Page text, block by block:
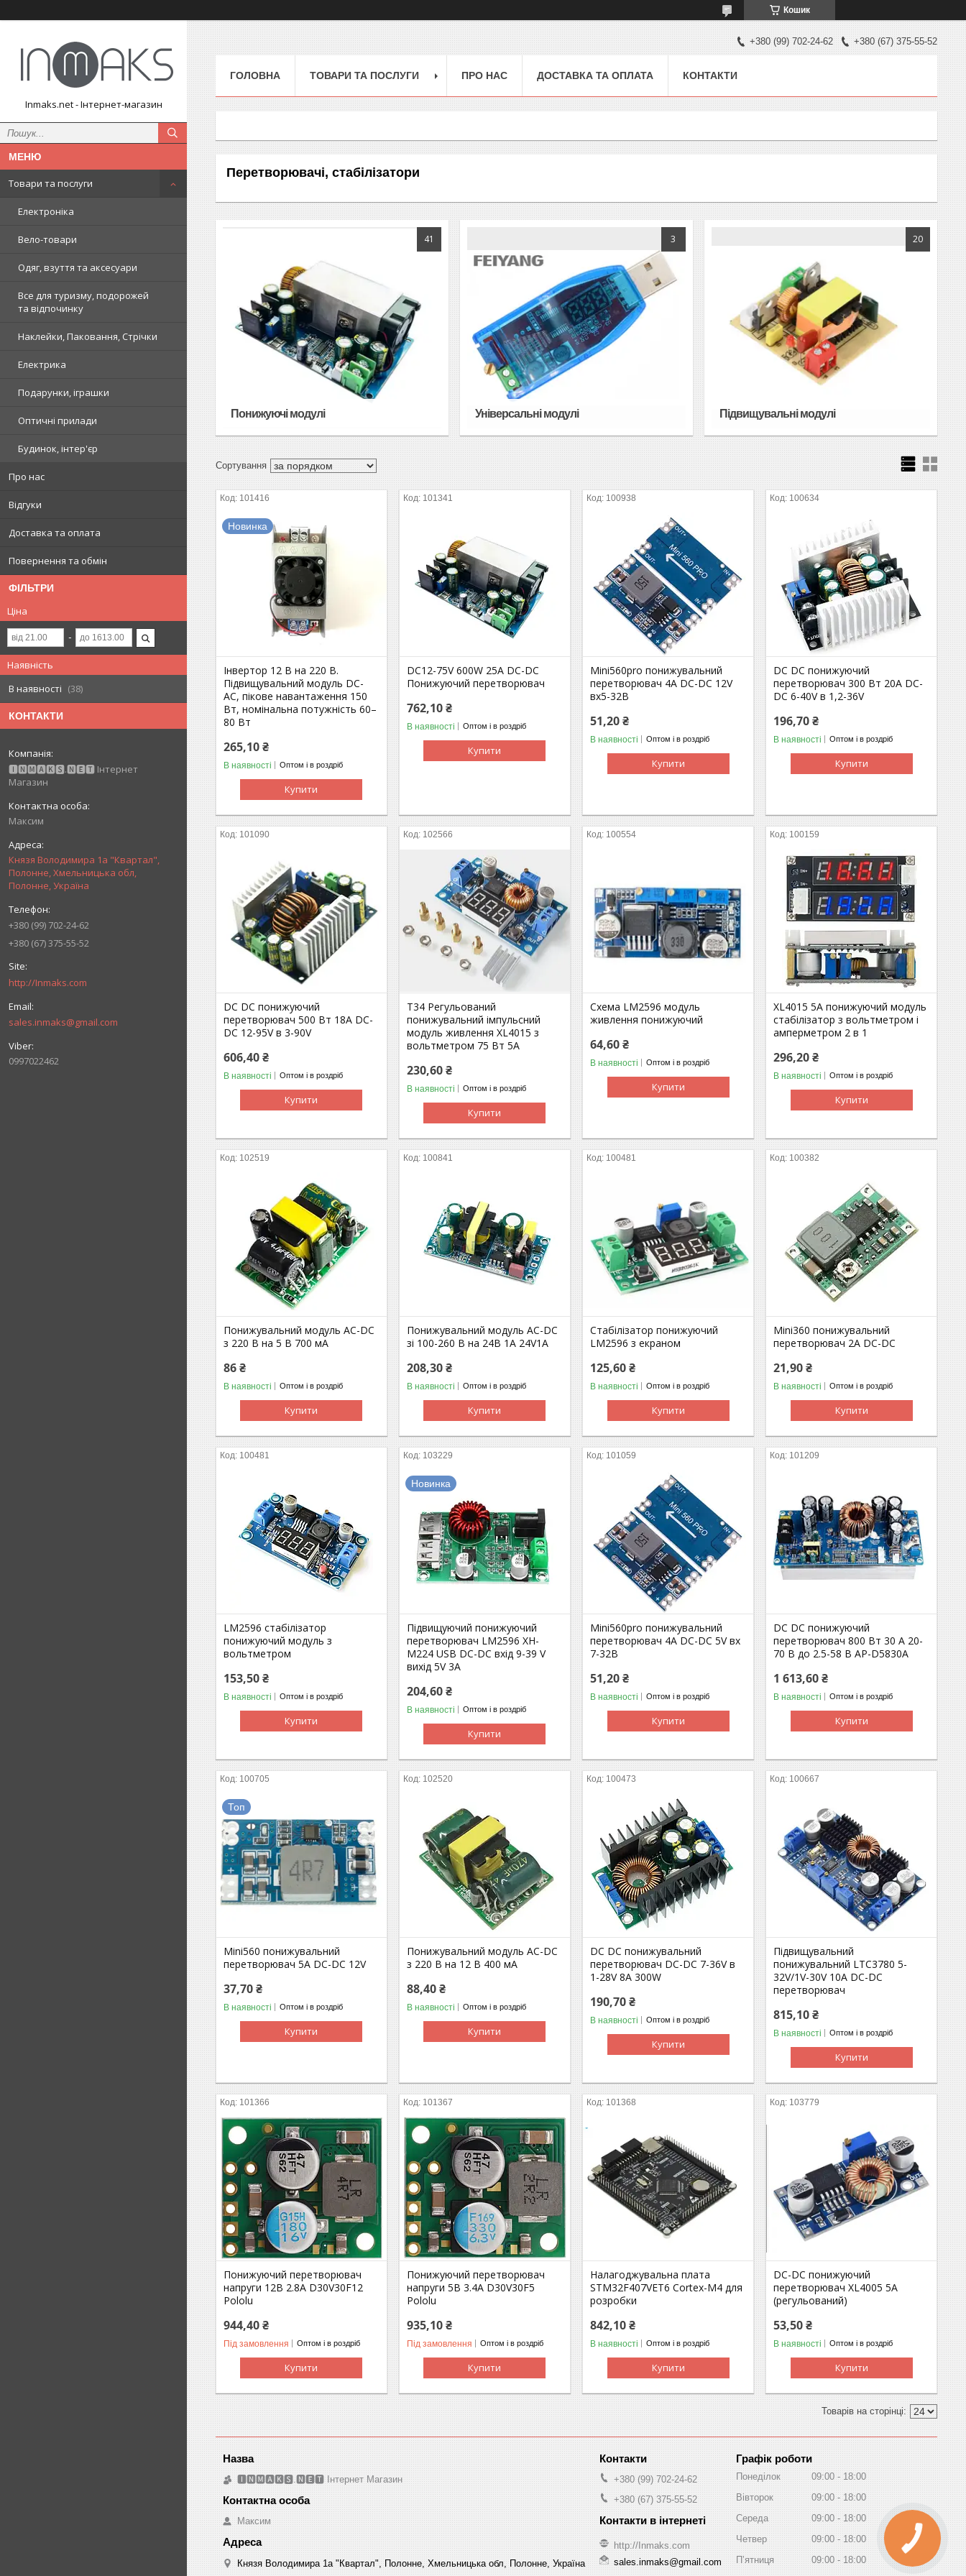
Кошик
Inmaks.net - Інтернет-магазин
Товари та послуги
Електроніка
Вело-товари
Одяг, взуття та аксесуари
Все для туризму, подорожей
та відпочинку
Наклейки, Паковання, Стрічки
Електрика
Подарунки, іграшки
Оптичні прилади
Будинок, інтер'єр
Про нас
Відгуки
Доставка та оплата
Повернення та обмін
ФІЛЬТРИ
Ціна
Наявність
В наявності
38
КОНТАКТИ
🅸🅽🅼🅰🅺🆂.🅽🅴🆃 Інтернет
Магазин
Максим
Князя Володимира 1а "Квартал",
Полонне, Хмельницька обл,
Полонне, Україна
+380 (99) 702-24-62
+380 (67) 375-55-52
http://Inmaks.com
sales.inmaks@gmail.com
0997022462
+380 (99) 702-24-62 +380 (67) 375-55-52
ГОЛОВНА ТОВАРИ ТА ПОСЛУГИ ПРО НАС ДОСТАВКА ТА ОПЛАТА КОНТАКТИ
Перетворювачі, стабілізатори
41
Понижуючі модулі
3
Універсальні модулі
20
Підвищувальні модулі
101416
Новинка
Інвертор 12 В на 220 В.
Підвищувальний модуль DC-
AC, пікове навантаження 150
Вт, номінальна потужність 60–
80 Вт
265,10 ₴
В наявності Оптом і в роздріб
Купити
101341
DC12-75V 600W 25A DC-DC
Понижуючий перетворювач
762,10 ₴
В наявності Оптом і в роздріб
Купити
100938
Mini560pro понижувальний
перетворювач 4A DC-DC 12V
вх5-32В
51,20 ₴
В наявності Оптом і в роздріб
Купити
100634
DC DC понижуючий
перетворювач 300 Вт 20A DC-
DC 6-40V в 1,2-36V
196,70 ₴
В наявності Оптом і в роздріб
Купити
101090
DC DC понижуючий
перетворювач 500 Вт 18A DC-
DC 12-95V в 3-90V
606,40 ₴
В наявності Оптом і в роздріб
Купити
102566
T34 Регульований
понижувальний імпульсний
модуль живлення XL4015 з
вольтметром 75 Вт 5А
230,60 ₴
В наявності Оптом і в роздріб
Купити
100554
Схема LM2596 модуль
живлення понижуючий
64,60 ₴
В наявності Оптом і в роздріб
Купити
100159
XL4015 5A понижуючий модуль
стабілізатор з вольтметром і
амперметром 2 в 1
296,20 ₴
В наявності Оптом і в роздріб
Купити
102519
Понижувальний модуль AC-DC
з 220 В на 5 В 700 мА
86 ₴
В наявності Оптом і в роздріб
Купити
100841
Понижувальний модуль AC-DC
зі 100-260 В на 24В 1А 24V1A
208,30 ₴
В наявності Оптом і в роздріб
Купити
100481
Стабілізатор понижуючий
LM2596 з екраном
125,60 ₴
В наявності Оптом і в роздріб
Купити
100382
Mini360 понижувальний
перетворювач 2A DC-DC
21,90 ₴
В наявності Оптом і в роздріб
Купити
100481
LM2596 стабілізатор
понижуючий модуль з
вольтметром
153,50 ₴
В наявності Оптом і в роздріб
Купити
103229
Новинка
Підвищуючий понижуючий
перетворювач LM2596 XH-
M224 USB DC-DC вхід 9-39 V
вихід 5V 3A
204,60 ₴
В наявності Оптом і в роздріб
Купити
101059
Mini560pro понижувальний
перетворювач 4A DC-DC 5V вх
7-32В
51,20 ₴
В наявності Оптом і в роздріб
Купити
101209
DC DC понижуючий
перетворювач 800 Вт 30 A 20-
70 В до 2.5-58 В AP-D5830A
1 613,60 ₴
В наявності Оптом і в роздріб
Купити
100705
Топ
Mini560 понижувальний
перетворювач 5A DC-DC 12V
37,70 ₴
В наявності Оптом і в роздріб
Купити
102520
Понижувальний модуль AC-DC
з 220 В на 12 В 400 мА
88,40 ₴
В наявності Оптом і в роздріб
Купити
100473
DC DC понижувальний
перетворювач DC-DC 7-36V в
1-28V 8A 300W
190,70 ₴
В наявності Оптом і в роздріб
Купити
100667
Підвищувальний
понижувальний LTC3780 5-
32V/1V-30V 10A DC-DC
перетворювач
815,10 ₴
В наявності Оптом і в роздріб
Купити
101366
Понижуючий перетворювач
напруги 12В 2.8А D30V30F12
Pololu
944,40 ₴
Під замовлення Оптом і в роздріб
Купити
101367
Понижуючий перетворювач
напруги 5В 3.4А D30V30F5
Pololu
935,10 ₴
Під замовлення Оптом і в роздріб
Купити
101368
Налагоджувальна плата
STM32F407VET6 Cortex-M4 для
розробки
842,10 ₴
В наявності Оптом і в роздріб
Купити
103779
DC-DC понижуючий
перетворювач XL4005 5A
(регульований)
53,50 ₴
В наявності Оптом і в роздріб
Купити
🅸🅽🅼🅰🅺🆂.🅽🅴🆃 Інтернет Магазин
Максим
Князя Володимира 1а "Квартал", Полонне, Хмельницька обл, Полонне, Україна
+380 (99) 702-24-62
+380 (67) 375-55-52
http://Inmaks.com
sales.inmaks@gmail.com
Графік роботи
Понеділок 09:00
18:00
Вівторок
09:00
18:00
Середа
09:00
18:00
Четвер
09:00
18:00
Пʼятниця
09:00
18:00